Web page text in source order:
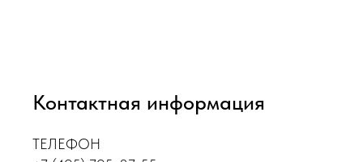
Контактная информация
ТЕЛЕФОН